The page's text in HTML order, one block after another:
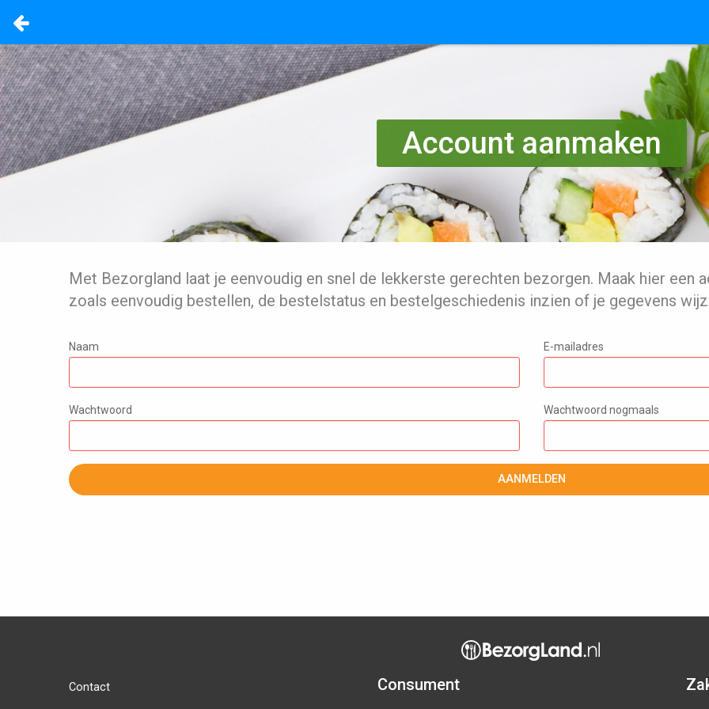
Account aanmaken
Met Bezorgland laat je eenvoudig en snel de lekkerste gerechten bezorgen. Maak hier een
zoals eenvoudig bestellen, de bestelstatus en bestelgeschiedenis inzien of je gegevens
Naam E-mailadres
Wachtwoord Wachtwoord nogmaals
AANMELDEN
Contact Consument